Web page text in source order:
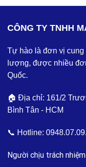
CÔNG TY TNHH
Tự hào là đơn vị cung
lượng, được nhiều
Quốc.
🏠 Địa chỉ: 161/2
Bình Tân - HCM
📞 Hotline:
Người chịu trách